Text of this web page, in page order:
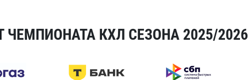
КХЛ СЕЗОНА 2025/2026